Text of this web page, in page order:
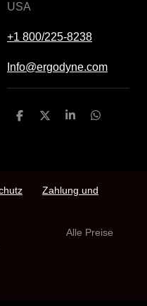
USA
+1 800/225-8238
Info@ergodyne.com
T
T
T
T
Zahlung und